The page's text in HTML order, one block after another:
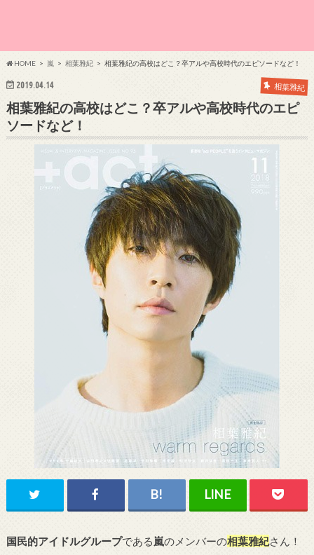
HOME 嵐 相葉雅紀 相葉雅紀の高校はどこ？卒アルや高校時代のエピソードなど！
2019.04.14 相葉雅紀
相葉雅紀の高校はどこ？卒アルや高校時代のエピ
ソードなど！
国民的アイドルグループである嵐のメンバーの相葉雅紀さん！